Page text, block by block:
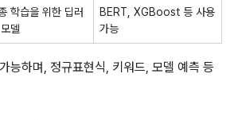
학습을 위한 딥러
델
BERT, XGBoost 등 사용
가능
능하며, 정규표현식, 키워드, 모델 예측 등